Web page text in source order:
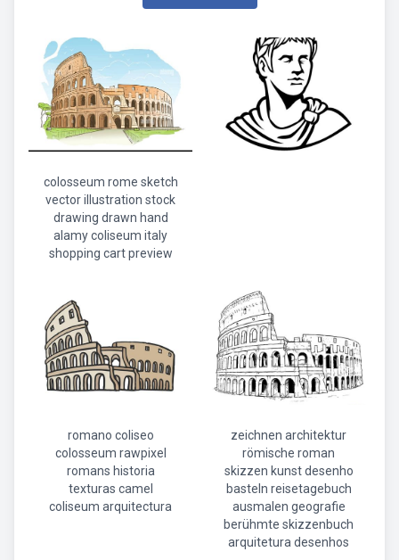
colosseum rome sketch
vector illustration stock
drawing drawn hand
alamy coliseum italy
shopping cart preview
romano coliseo
colosseum rawpixel
romans historia
texturas camel
coliseum arquitectura
zeichnen architektur
römische roman
skizzen kunst desenho
basteln reisetagebuch
ausmalen geografie
berühmte skizzenbuch
arquitetura desenhos